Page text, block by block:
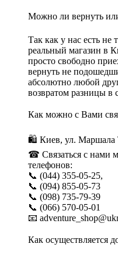
Можно ли вернуть
Так как у нас есть не
реальный магазин в
просто свободно
вернуть не
абсолютно любой
возвратом разницы в
Как можно с Вами
🛍 Киев, ул. Маршала
☎ Связаться с нами
телефонов:
📞 (044) 355-05-25,
📞 (094) 855-05-73
📞 (098)
📞 (066) 570-05-01
📧
Как осуществляется